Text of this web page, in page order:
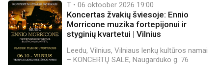
T • 06 oktoober 2026 19:00
Koncertas žvakių šviesoje: Ennio
Morricone muzika fortepijonui ir
styginių kvartetui | Vilnius
Leedu, Vilnius, Vilniaus lenkų kultūros namai
– KONCERTŲ SALĖ, Naugarduko g. 76